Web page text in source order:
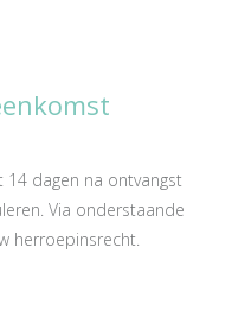
dagen na ontvangst
Via onderstaande
herroepinsrecht.